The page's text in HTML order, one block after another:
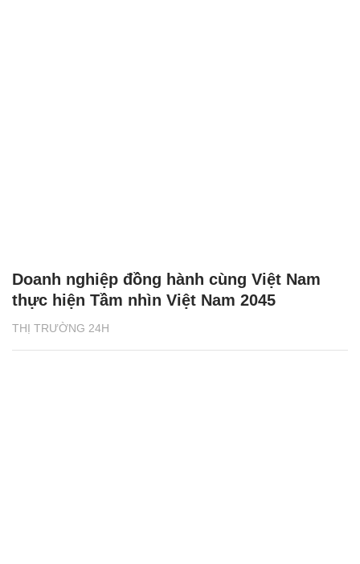
THỊ TRƯỜNG 24H
Doanh nghiệp đồng hành cùng Việt Nam
thực hiện Tầm nhìn Việt Nam 2045